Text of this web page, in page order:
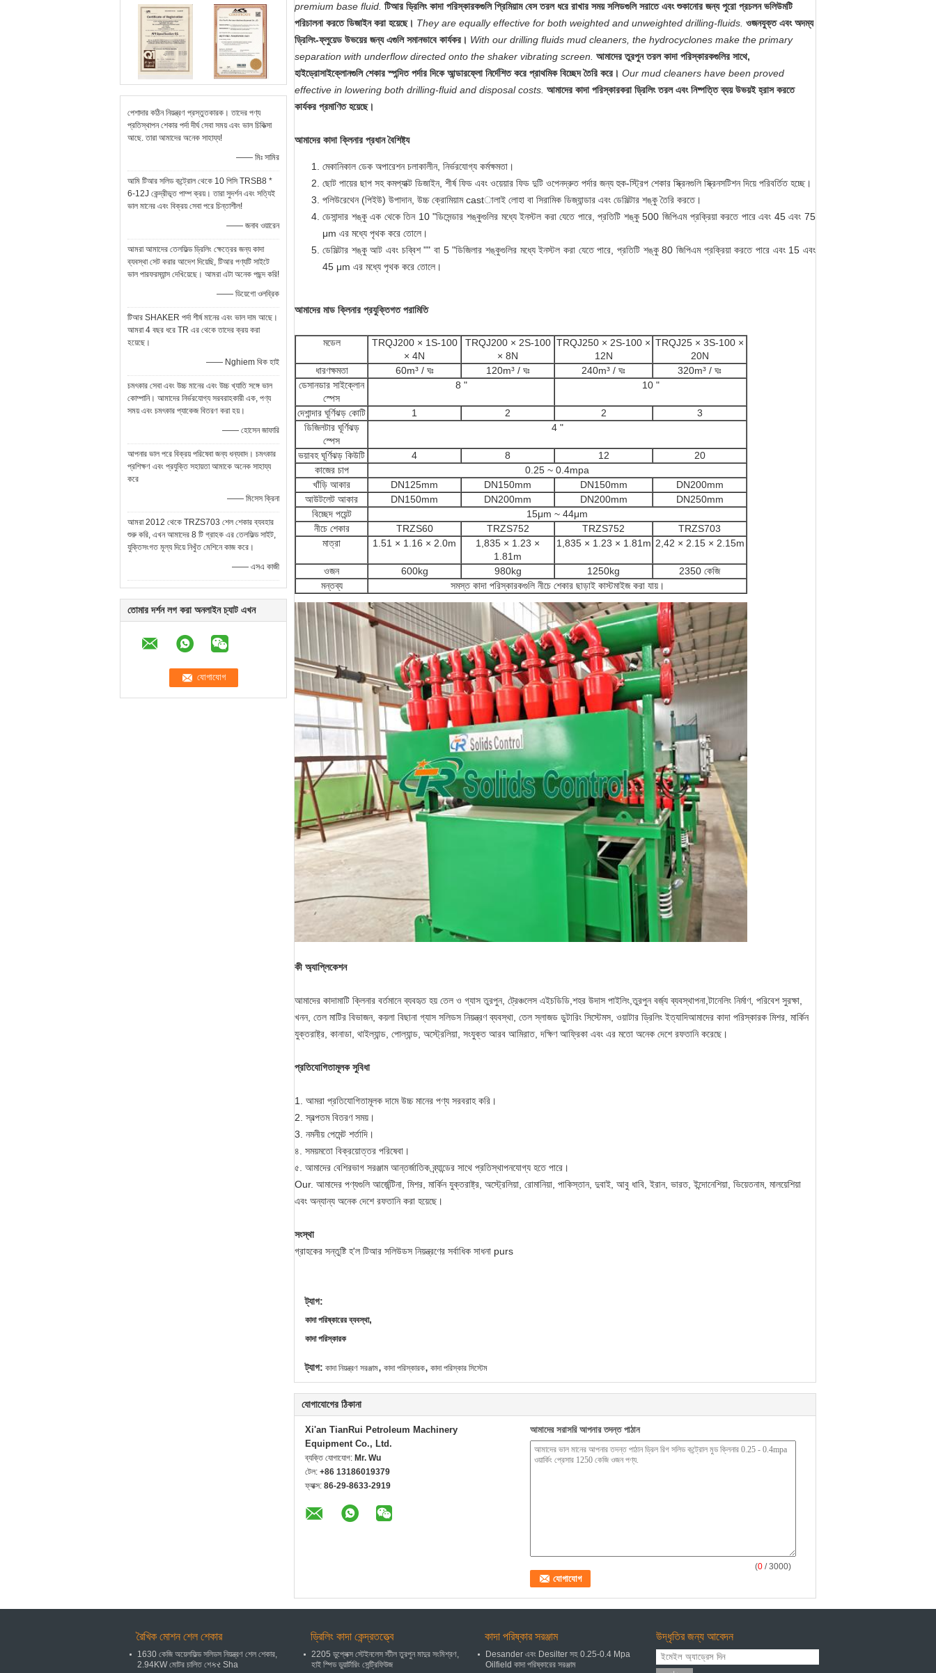
পেশাদার কঠিন নিয়ন্ত্রণ প্রস্তুতকারক। তাদের পণ্য
প্রতিস্থাপন শেকার পর্দা দীর্ঘ সেবা সময় এবং ভাল চিকিত্সা
আছে. তারা আমাদের অনেক সাহায্য!
—— মিঃ সামির
আমি টিআর সলিড কন্ট্রোল থেকে 10 পিসি TRSB8 *
6-12J কেন্দ্রীভূত পাম্প ক্রয়। তারা সুদর্শন এবং সত্যিই
ভাল মানের এবং বিক্রয় সেবা পরে চিন্তাশীল!
—— জনাব ওয়ারেন
আমরা আমাদের তেলফিল্ড ড্রিলিং ক্ষেত্রের জন্য কাদা
ব্যবস্থা সেট করার আদেশ দিয়েছি, টিআর পণ্যটি সাইটে
ভাল পারফরম্যান্স দেখিয়েছে। আমরা এটা অনেক পছন্দ করি!
—— ডিয়েগো ওলব্রিক
টিআর SHAKER পর্দা শীর্ষ মানের এবং ভাল দাম আছে।
আমরা 4 বছর ধরে TR এর থেকে তাদের ক্রয় করা
হয়েছে।
—— Nghiem থিক হাই
চমৎকার সেবা এবং উচ্চ মানের এবং উচ্চ খ্যাতি সঙ্গে ভাল
কোম্পানি। আমাদের নির্ভরযোগ্য সরবরাহকারী এক, পণ্য
সময় এবং চমৎকার প্যাকেজ বিতরণ করা হয়।
—— হোসেন জাফারি
আপনার ভাল পরে বিক্রয় পরিষেবা জন্য ধন্যবাদ। চমৎকার
প্রশিক্ষণ এবং প্রযুক্তি সহায়তা আমাকে অনেক সাহায্য
করে
—— মিসেস ক্রিনা
আমরা 2012 থেকে TRZS703 শেল শেকার ব্যবহার
শুরু করি, এখন আমাদের 8 টি গ্রাহক এর তেলফিল্ড সাইট,
যুক্তিসংগত মূল্য দিয়ে নিখুঁত মেশিনে কাজ করে।
—— এসএ কাজী
তোমার দর্শন লগ করা অনলাইন চ্যাট এখন
premium base fluid. টিআর ড্রিলিং কাদা পরিস্কারকগুলি প্রিমিয়াম বেস তরল ধরে রাখার সময় সলিডগুলি সরাতে এবং শুকানোর জন্য পুরো প্রচলন ভলিউমটি
পরিচালনা করতে ডিজাইন করা হয়েছে। They are equally effective for both weighted and unweighted drilling-fluids. ওজনযুক্ত এবং অদম্য
ড্রিলিং-ফ্লুয়েড উভয়ের জন্য এগুলি সমানভাবে কার্যকর। With our drilling fluids mud cleaners, the hydrocyclones make the primary
separation with underflow directed onto the shaker vibrating screen. আমাদের তুরপুন তরল কাদা পরিস্কারকগুলির সাথে,
হাইড্রোসাইক্লোনগুলি শেকার স্পন্দিত পর্দার দিকে আন্ডারফ্লো নির্দেশিত করে প্রাথমিক বিচ্ছেদ তৈরি করে। Our mud cleaners have been proved
effective in lowering both drilling-fluid and disposal costs. আমাদের কাদা পরিস্কারকরা ড্রিলিং তরল এবং নিষ্পত্তি ব্যয় উভয়ই হ্রাস করতে
কার্যকর প্রমাণিত হয়েছে।
আমাদের কাদা ক্লিনার প্রধান বৈশিষ্ট্য
মেকানিকাল ডেক অপারেশন চলাকালীন, নির্ভরযোগ্য কর্মক্ষমতা।
ছোট পায়ের ছাপ সহ কমপ্যাক্ট ডিজাইন, শীর্ষ ফিড এবং ওয়েয়ার ফিড দুটি ওপেনদ্রুত পর্দার জন্য হুক-স্ট্রিপ শেকার স্ক্রিনগুলি স্ক্রিনসটিশন দিয়ে পরিবর্তিত হচ্ছে।
পলিউরেথেন (পিইউ) উপাদান, উচ্চ ক্রোমিয়াম castালাই লোহা বা সিরামিক ডিজ্যান্ডার এবং ডেসিল্টার শঙ্কু তৈরি করতে।
ডেসান্দার শঙ্কু এক থেকে তিন 10 "ডিসেন্ডার শঙ্কুগুলির মধ্যে ইনস্টল করা যেতে পারে, প্রতিটি শঙ্কু 500 জিপিএম প্রক্রিয়া করতে পারে এবং 45 এবং 75
μm এর মধ্যে পৃথক করে তোলে।
ডেসিল্টার শঙ্কু আট এবং চব্বিশ "" বা 5 "ডিজিলার শঙ্কুগুলির মধ্যে ইনস্টল করা যেতে পারে, প্রতিটি শঙ্কু 80 জিপিএম প্রক্রিয়া করতে পারে এবং 15 এবং
45 μm এর মধ্যে পৃথক করে তোলে।
আমাদের মাড ক্লিনার প্রযুক্তিগত পরামিতি
মডেল
TRQJ200 × 1S-100
× 4N
TRQJ200 × 2S-100
× 8N
TRQJ250 × 2S-100 ×
12N
TRQJ25 × 3S-100 ×
20N
ধারণক্ষমতা
60m³ / ঘঃ 120m³ / ঘঃ 240m³ / ঘঃ
320m³ / ঘঃ
ডেসানডার সাইক্লোন
স্পেস
8 " 10 "
দেশান্দার ঘূর্ণিঝড় কোটি 1 2 2
3
ডিজিলটার ঘূর্ণিঝড়
স্পেস
4 "
ভয়াবহ ঘূর্ণিঝড় কিউটি 4 8 12
20
কাজের চাপ
0.25 ~ 0.4mpa
খাঁড়ি আকার
DN125mm DN150mm DN150mm
DN200mm
আউটলেট আকার
DN150mm DN200mm DN200mm
DN250mm
বিচ্ছেদ পয়েন্ট
15μm ~ 44μm
নীচে শেকার
TRZS60 TRZS752 TRZS752
TRZS703
মাত্রা
1.51 × 1.16 × 2.0m
1,835 × 1.23 ×
1.81m
1,835 × 1.23 × 1.81m 2,42 × 2.15 × 2.15m
ওজন 600kg 980kg 1250kg
2350 কেজি
মন্তব্য
সমস্ত কাদা পরিস্কারকগুলি নীচে শেকার ছাড়াই কাস্টমাইজ করা যায়।
কী অ্যাপ্লিকেশন
আমাদের কাদামাটি ক্লিনার বর্তমানে ব্যবহৃত হয় তেল ও গ্যাস তুরপুন, ট্রেঞ্চলেস এইচডিডি শহর উদাস পাইলিং,তুরপুন বর্জ্য ব্যবস্থাপনা,টানেলিং নির্মাণ, পরিবেশ সুরক্ষা,
খনন, তেল মাটির বিভাজন, কয়লা বিছানা গ্যাস সলিডস নিয়ন্ত্রণ ব্যবস্থা, তেল স্লাজড ডুটারিং সিস্টেমস, ওয়াটার ড্রিলিং ইত্যাদিআমাদের কাদা পরিস্কারক মিশর, মার্কিন
যুক্তরাষ্ট্র, কানাডা, থাইল্যান্ড, পোল্যান্ড, অস্ট্রেলিয়া, সংযুক্ত আরব আমিরাত, দক্ষিণ আফ্রিকা এবং এর মতো অনেক দেশে রফতানি করেছে।
প্রতিযোগিতামূলক সুবিধা
1. আমরা প্রতিযোগিতামূলক দামে উচ্চ মানের পণ্য সরবরাহ করি।
2. স্বল্পতম বিতরণ সময়।
3. নমনীয় পেমেন্ট শর্তাদি।
৪. সময়মতো বিক্রয়োত্তর পরিষেবা।
৫. আমাদের বেশিরভাগ সরঞ্জাম আন্তর্জাতিক ব্র্যান্ডের সাথে প্রতিস্থাপনযোগ্য হতে পারে।
Our. আমাদের পণ্যগুলি আর্জেন্টিনা, মিশর, মার্কিন যুক্তরাষ্ট্র, অস্ট্রেলিয়া, রোমানিয়া, পাকিস্তান, দুবাই, আবু ধাবি, ইরান, ভারত, ইন্দোনেশিয়া, ভিয়েতনাম, মালয়েশিয়া
এবং অন্যান্য অনেক দেশে রফতানি করা হয়েছে।
সংস্থা
গ্রাহকের সন্তুষ্টি হ'ল টিআর সলিউডস নিয়ন্ত্রণের সর্বাধিক সাধনা purs
ট্যাগ:
কাদা পরিষ্কারের ব্যবস্থা,
কাদা পরিস্কারক
ট্যাগ: কাদা নিয়ন্ত্রণ সরঞ্জাম, কাদা পরিস্কারক, কাদা পরিস্কার সিস্টেম
যোগাযোগের ঠিকানা
Xi'an TianRui Petroleum Machinery
Equipment Co., Ltd.
ব্যক্তি যোগাযোগ: Mr. Wu
টেল: +86 13186019379
ফ্যাক্স: 86-29-8633-2919
আমাদের সরাসরি আপনার তদন্ত পাঠান
(0 / 3000)
রৈখিক মোশন শেল শেকার
1630 কেজি অয়েলফিল্ড সলিডস নিয়ন্ত্রণ শেল শেকার,
2.94KW মোটর চালিত শেકર Sha
ড্রিলিং কাদা কেন্দ্রতত্ত্বে
2205 ডুপ্লেক্স স্টেইনলেস স্টীল তুরপুন মাদুর সংমিশ্রণ,
হাই স্পিড ডুয়ার্টারিং সেন্ট্রিফিউজ
কাদা পরিষ্কার সরঞ্জাম
Desander এবং Desilter সহ 0.25-0.4 Mpa
Oilfield কাদা পরিষ্কারের সরঞ্জাম
উদ্ধৃতির জন্য আবেদন